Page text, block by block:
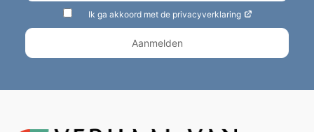
Ik ga akkoord met de privacyverklaring